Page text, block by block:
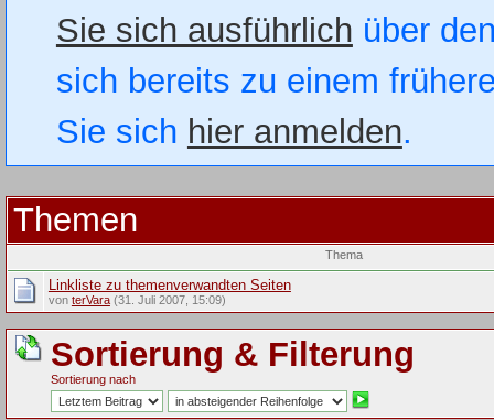
Sie sich ausführlich über
sich bereits zu einem
Sie sich hier anmelden.
Themen
Thema
Linkliste zu themenverwandten Seiten
von terVara(31. Juli 2007, 15:09)
Sortierung & Filterung
Sortierung nach